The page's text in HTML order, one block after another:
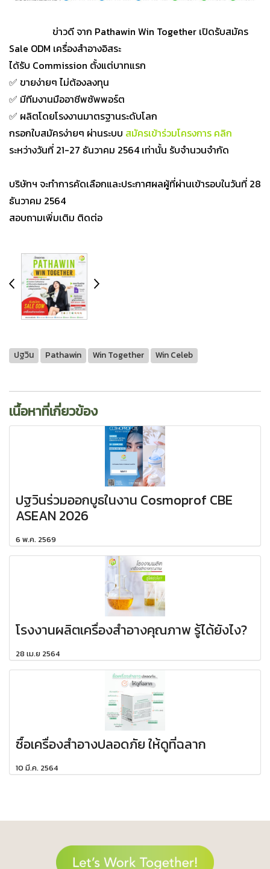
ข่าวดี จาก​ Pathawin​ Win​ Together เปิดรับสมัคร​
Sale ODM เครื่องสำอางอิสระ
ได้รับ​ Commission ตั้งแต่บาทแรก
✅ ขายง่ายๆ​ ไม่ต้องลงทุน
✅ มีทีมงานมืออาชีพซัพพอร์ต
✅ ผลิตโดยโรงงานมาตรฐานระดับโลก​
กรอกใบสมัครง่าย​ๆ​ ผ่านระบบ​ สมัครเข้าร่วมโครงการ คลิก
ระหว่างวันที่ 21-27 ธันวาคม 2564 เท่านั้น รับจำนวนจำกัด
บริษัทฯ จะทำการคัดเลือกและประกาศผลผู้ที่ผ่านเข้ารอบในวันที่ 28
ธันวาคม 2564
สอบถามเพิ่มเติม ติดต่อ
ปฐวิน Pathawin Win Together Win Celeb
เนื้อหาที่เกี่ยวข้อง
ปฐวินร่วมออกบูธในงาน Cosmoprof CBE
ASEAN 2026
6 พ.ค. 2569
โรงงานผลิตเครื่องสำอางคุณภาพ รู้ได้ยังไง?
28 เม.ย 2564
ซื้อเครื่องสำอางปลอดภัย ให้ดูที่ฉลาก
10 มี.ค. 2564